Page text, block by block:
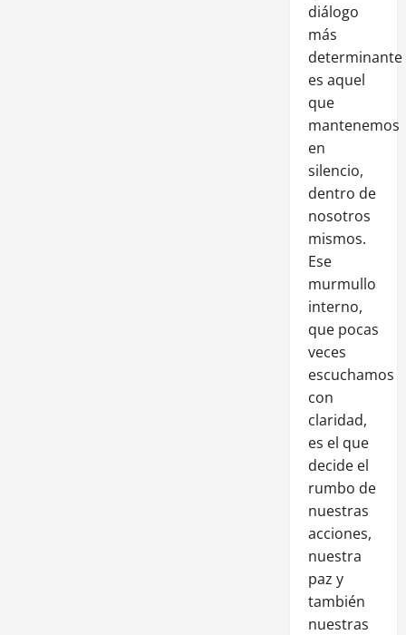
diálogo
más
determinante
es aquel
que
mantenemos
en
silencio,
dentro de
nosotros
mismos.
Ese
murmullo
interno,
que pocas
veces
escuchamos
con
claridad,
es el que
decide el
rumbo de
nuestras
acciones,
nuestra
paz y
también
nuestras